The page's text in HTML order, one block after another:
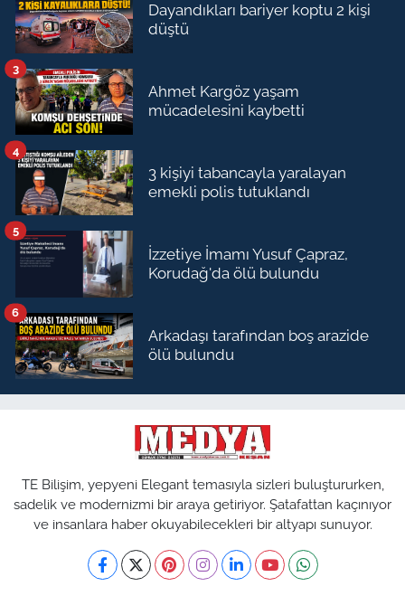
Dayandıkları bariyer koptu 2 kişi
düştü
Ahmet Kargöz yaşam
mücadelesini kaybetti
3
3 kişiyi tabancayla yaralayan
emekli polis tutuklandı
4
İzzetiye İmamı Yusuf Çapraz,
Korudağ'da ölü bulundu
5
Arkadaşı tarafından boş arazide
ölü bulundu
6
TE Bilişim, yepyeni Elegant temasıyla sizleri buluştururken,
sadelik ve modernizmi bir araya getiriyor. Şatafattan kaçınıyor
ve insanlara haber okuyabilecekleri bir altyapı sunuyor.